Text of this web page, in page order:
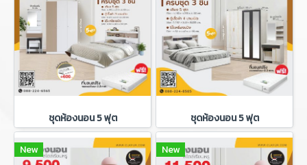
ชุดห้องนอน 5 ฟุต ชุดห้องนอน 5 ฟุต
New New